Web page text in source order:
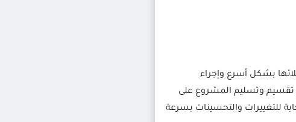
بشكل أسرع وإجراء
تقسيم وتسليم المشروع على
للتغييرات والتحسينات بسرعة